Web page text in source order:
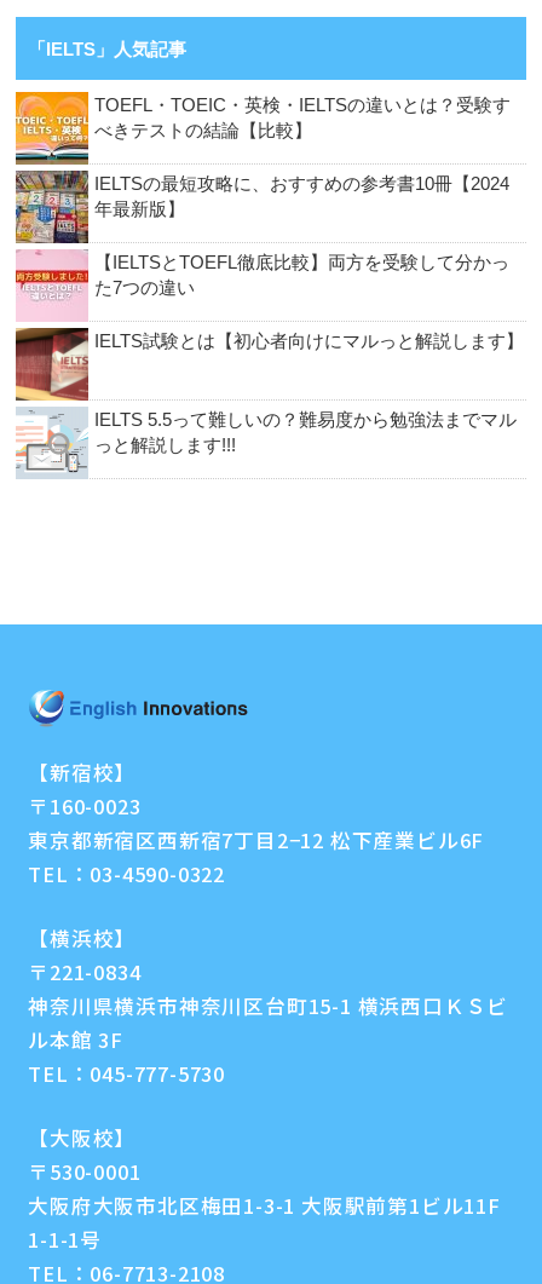
「IELTS」人気記事
TOEFL・TOEIC・英検・IELTSの違いとは？受験す
べきテストの結論【比較】
IELTSの最短攻略に、おすすめの参考書10冊【2024
年最新版】
【IELTSとTOEFL徹底比較】両方を受験して分かっ
た7つの違い
IELTS試験とは【初心者向けにマルっと解説します】
IELTS 5.5って難しいの？難易度から勉強法までマル
っと解説します!!!
【新宿校】
〒160-0023
東京都新宿区西新宿7丁目2−12 松下産業ビル6F
TEL： 03-4590-0322
【横浜校】
〒221-0834
神奈川県横浜市神奈川区台町15-1 横浜西口ＫＳビ
ル本館 3F
TEL： 045-777-5730
【大阪校】
〒530-0001
大阪府大阪市北区梅田1-3-1 大阪駅前第1ビル11F
1-1-1号
TEL： 06-7713-2108